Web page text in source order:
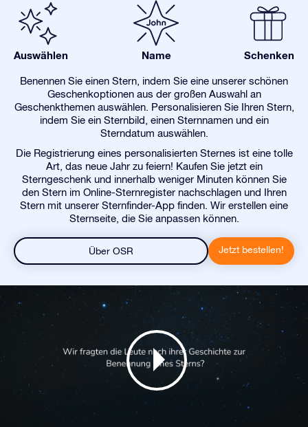
Auswählen Name Schenken
Benennen Sie einen Stern, indem Sie eine unserer schönen
Geschenkoptionen aus der großen Auswahl an
Geschenkthemen auswählen. Personalisieren Sie Ihren Stern,
indem Sie ein Sternbild, einen Sternnamen und ein
Sterndatum auswählen.
Die Registrierung eines personalisierten Sternes ist eine tolle
Art, das neue Jahr zu feiern! Kaufen Sie jetzt ein
Sterngeschenk und innerhalb weniger Minuten können Sie
den Stern im Online-Sternregister nachschlagen und Ihren
Stern mit unserer Sternfinder-App finden. Wir erstellen eine
Sternseite, die Sie anpassen können.
Über OSR Jetzt bestellen!